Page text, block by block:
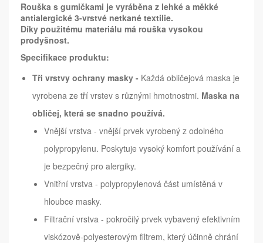
Rouška s gumičkami je vyráběna z lehké a měkké
antialergické 3-vrstvé netkané textilie.
Díky použitému materiálu má rouška vysokou
prodyšnost.
Specifikace produktu:
Tři vrstvy ochrany masky - Každá obličejová maska je
vyrobena ze tří vrstev s různými hmotnostmi. Maska na
obličej, která se snadno používá.
Vnější vrstva - vnější prvek vyrobený z odolného
polypropylenu. Poskytuje vysoký komfort používání a
je bezpečný pro alergiky.
Vnitřní vrstva - polypropylenová část umístěná v
hloubce masky.
Filtrační vrstva - pokročilý prvek vybavený efektivním
viskózově-polyesterovým filtrem, který účinně chrání